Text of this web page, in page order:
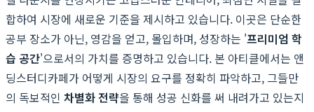
합하여 시장에 새로운 기준을 제시하고 있습니다. 이곳은 단순한
공부 장소가 아닌, 영감을 얻고, 몰입하며, 성장하는 '프리미엄 학
습 공간'으로서의 가치를 증명하고 있습니다. 본 아티클에서는 앤
딩스터디카페가 어떻게 시장의 요구를 정확히 파악하고, 그들만
의 독보적인 차별화 전략을 통해 성공 신화를 써 내려가고 있는지